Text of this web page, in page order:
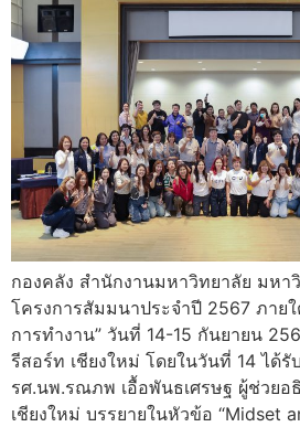
กองคลัง สำนักงานมหาวิทยาลัย มหา
โครงการสัมมนาประจำปี 2567 ภาย
การทำงาน” วันที่ 14-15 กันยายน
รีสอร์ท เชียงใหม่ โดยในวันที่ 14 ได้รั
รศ.นพ.รณภพ เอื้อพันธเศรษฐ ผู้ช่วยอ
เชียงใหม่ บรรยายในหัวข้อ “Midset